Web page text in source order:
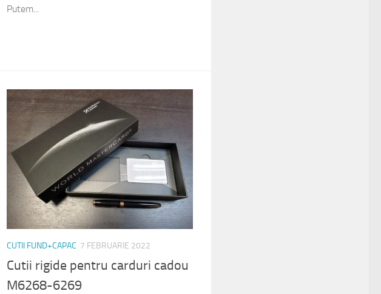
Putem...
CUTII FUND+CAPAC 7 FEBRUARIE 2022
Cutii rigide pentru carduri cadou
M6268-6269